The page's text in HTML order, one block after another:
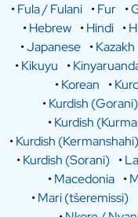
•Fula / Fulani •Fur •
•Hebrew •Hindi •
•Japanese •Kazakh
•Kikuyu •
•Korean •
•Kurdish (Gorani)
•Kurdish
•Kurdish (Kermanshahi)
•Kurdish (Sorani) •
•Macedonia •
•Mari (tšeremissi)